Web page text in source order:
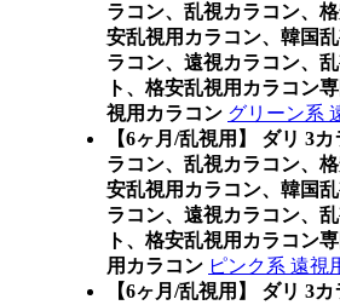
ラコン、乱視カラコン、
安乱視用カラコン、韓国
ラコン、遠視カラコン、
ト、格安乱視用カラコン
視用カラコン グリーン系
【6ヶ月/乱視用】 ダリ 3
ラコン、乱視カラコン、
安乱視用カラコン、韓国
ラコン、遠視カラコン、
ト、格安乱視用カラコン
用カラコン ピンク系 遠視
【6ヶ月/乱視用】 ダリ 3